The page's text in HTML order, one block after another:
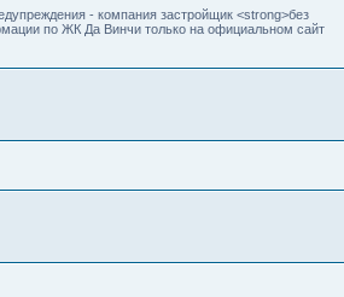
- компания застройщик <strong>без
по ЖК Да Винчи только на официальном сайт